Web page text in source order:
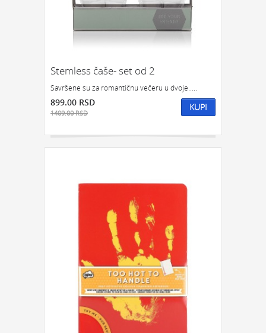
Stemless čaše- set od 2
Savršene su za romantičnu večeru u dvoje.....
899.00 RSD
1409.00 RSD
KUPI